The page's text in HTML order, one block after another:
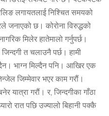
लगायतलाई निश्चित समयको
जनाएको छ। कोरोना विरुद्धको
मिलेर हातेमालो गर्नुपर्छ।
त चलाउनै पर्छ। हामी
भाग्न मिल्दैन पनि। आखिर एक
जिम्मेवार भएर काम गरौं।
यात्रा गरौं। र, जिन्दगीका गाँठा
रात पछि उज्यालो बिहानी पक्कै